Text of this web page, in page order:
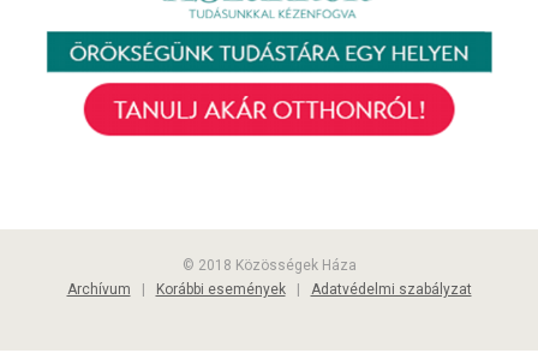
© 2018 Közösségek Háza
Archívum
Korábbi események| Adatvédelmi szabályzat